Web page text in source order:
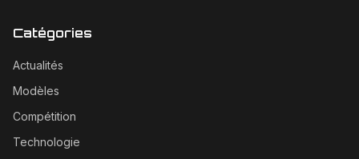
Catégories
Actualités
Modèles
Compétition
Technologie